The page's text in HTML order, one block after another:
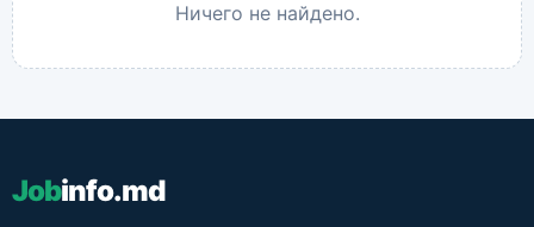
Ничего не найдено.
Jobinfo.md